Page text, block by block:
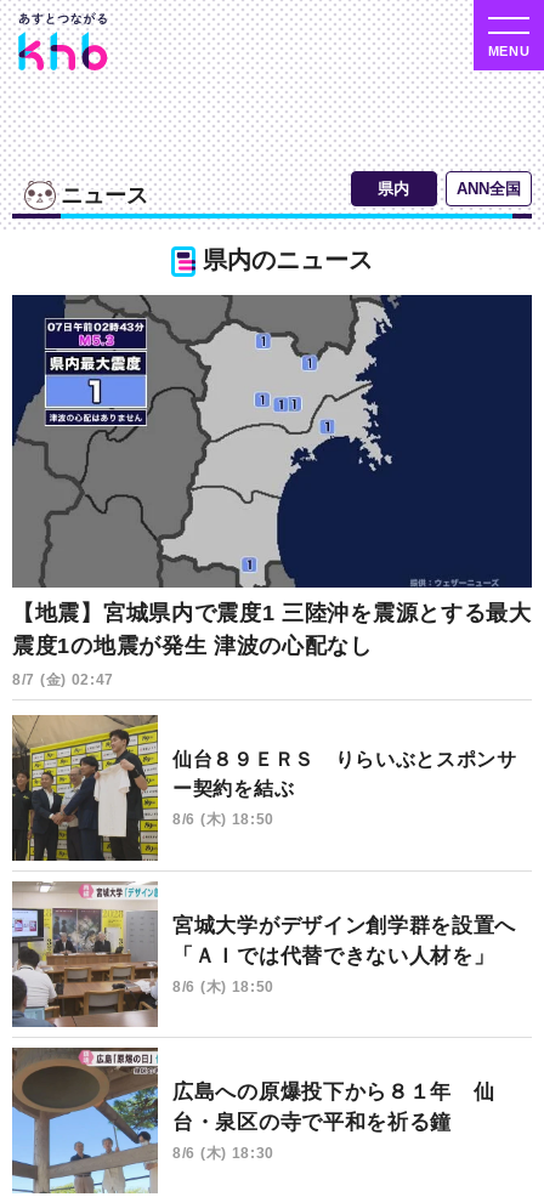
ニュース
県内のニュース
【地震】宮城県内で震度1 三陸沖を震源とする最大
震度1の地震が発生 津波の心配なし
8/7 (金) 02:47
仙台８９ＥＲＳ りらいぶとスポンサ
ー契約を結ぶ
8/6 (木) 18:50
宮城大学がデザイン創学群を設置へ
「ＡＩでは代替できない人材を」
8/6 (木) 18:50
広島への原爆投下から８１年 仙
台・泉区の寺で平和を祈る鐘
8/6 (木) 18:30